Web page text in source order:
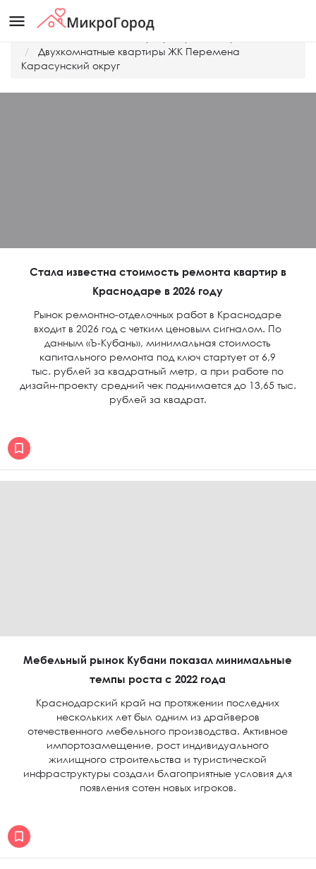
menu
Двухкомнатные квартиры ЖК Перемена
Карасунский округ
Стала известна стоимость ремонта квартир в
Краснодаре в 2026 году
Рынок ремонтно-отделочных работ в Краснодаре
входит в 2026 год с четким ценовым сигналом. По
данным «Ъ-Кубань», минимальная стоимость
капитального ремонта под ключ стартует от 6,9
тыс. рублей за квадратный метр, а при работе по
дизайн-проекту средний чек поднимается до 13,65 тыс.
рублей за квадрат.
Мебельный рынок Кубани показал минимальные
темпы роста с 2022 года
Краснодарский край на протяжении последних
нескольких лет был одним из драйверов
отечественного мебельного производства. Активное
импортозамещение, рост индивидуального
жилищного строительства и туристической
инфраструктуры создали благоприятные условия для
появления сотен новых игроков.